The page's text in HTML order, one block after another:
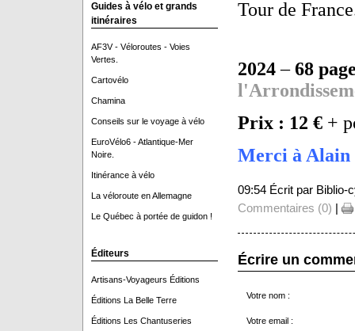
Guides à vélo et grands
itinéraires
AF3V - Véloroutes - Voies
Vertes.
Cartovélo
Chamina
Conseils sur le voyage à vélo
EuroVélo6 - Atlantique-Mer
Noire.
Itinérance à vélo
La véloroute en Allemagne
Le Québec à portée de guidon !
Éditeurs
Artisans-Voyageurs Éditions
Éditions La Belle Terre
Éditions Les Chantuseries
Tour de
2024–68
Prix : 12 €+
Merci à Alain
09:54 Écrit par Biblio-
Commentaires (0) |
Écrire un
Votre nom :
Votre email :